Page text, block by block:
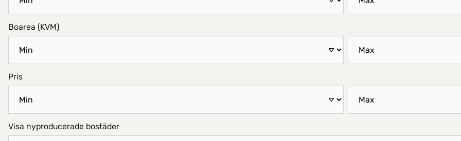
Boarea (KVM)
Pris
Visa nyproducerade bostäder